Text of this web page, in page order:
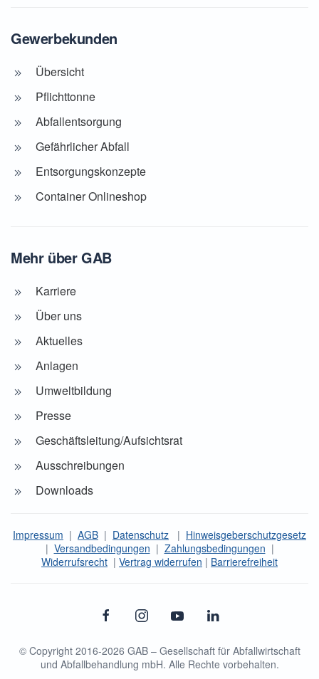
Gewerbekunden
Übersicht
Pflichttonne
Abfallentsorgung
Gefährlicher Abfall
Entsorgungskonzepte
Container Onlineshop
Mehr über GAB
Karriere
Über uns
Aktuelles
Anlagen
Umweltbildung
Presse
Geschäftsleitung/Aufsichtsrat
Ausschreibungen
Downloads
Impressum | AGB | Datenschutz | Hinweisgeberschutzgesetz
| Versandbedingungen | Zahlungsbedingungen |
Widerrufsrecht | Vertrag widerrufen | Barrierefreiheit
© Copyright 2016-2026 GAB – Gesellschaft für Abfallwirtschaft
und Abfallbehandlung mbH. Alle Rechte vorbehalten.